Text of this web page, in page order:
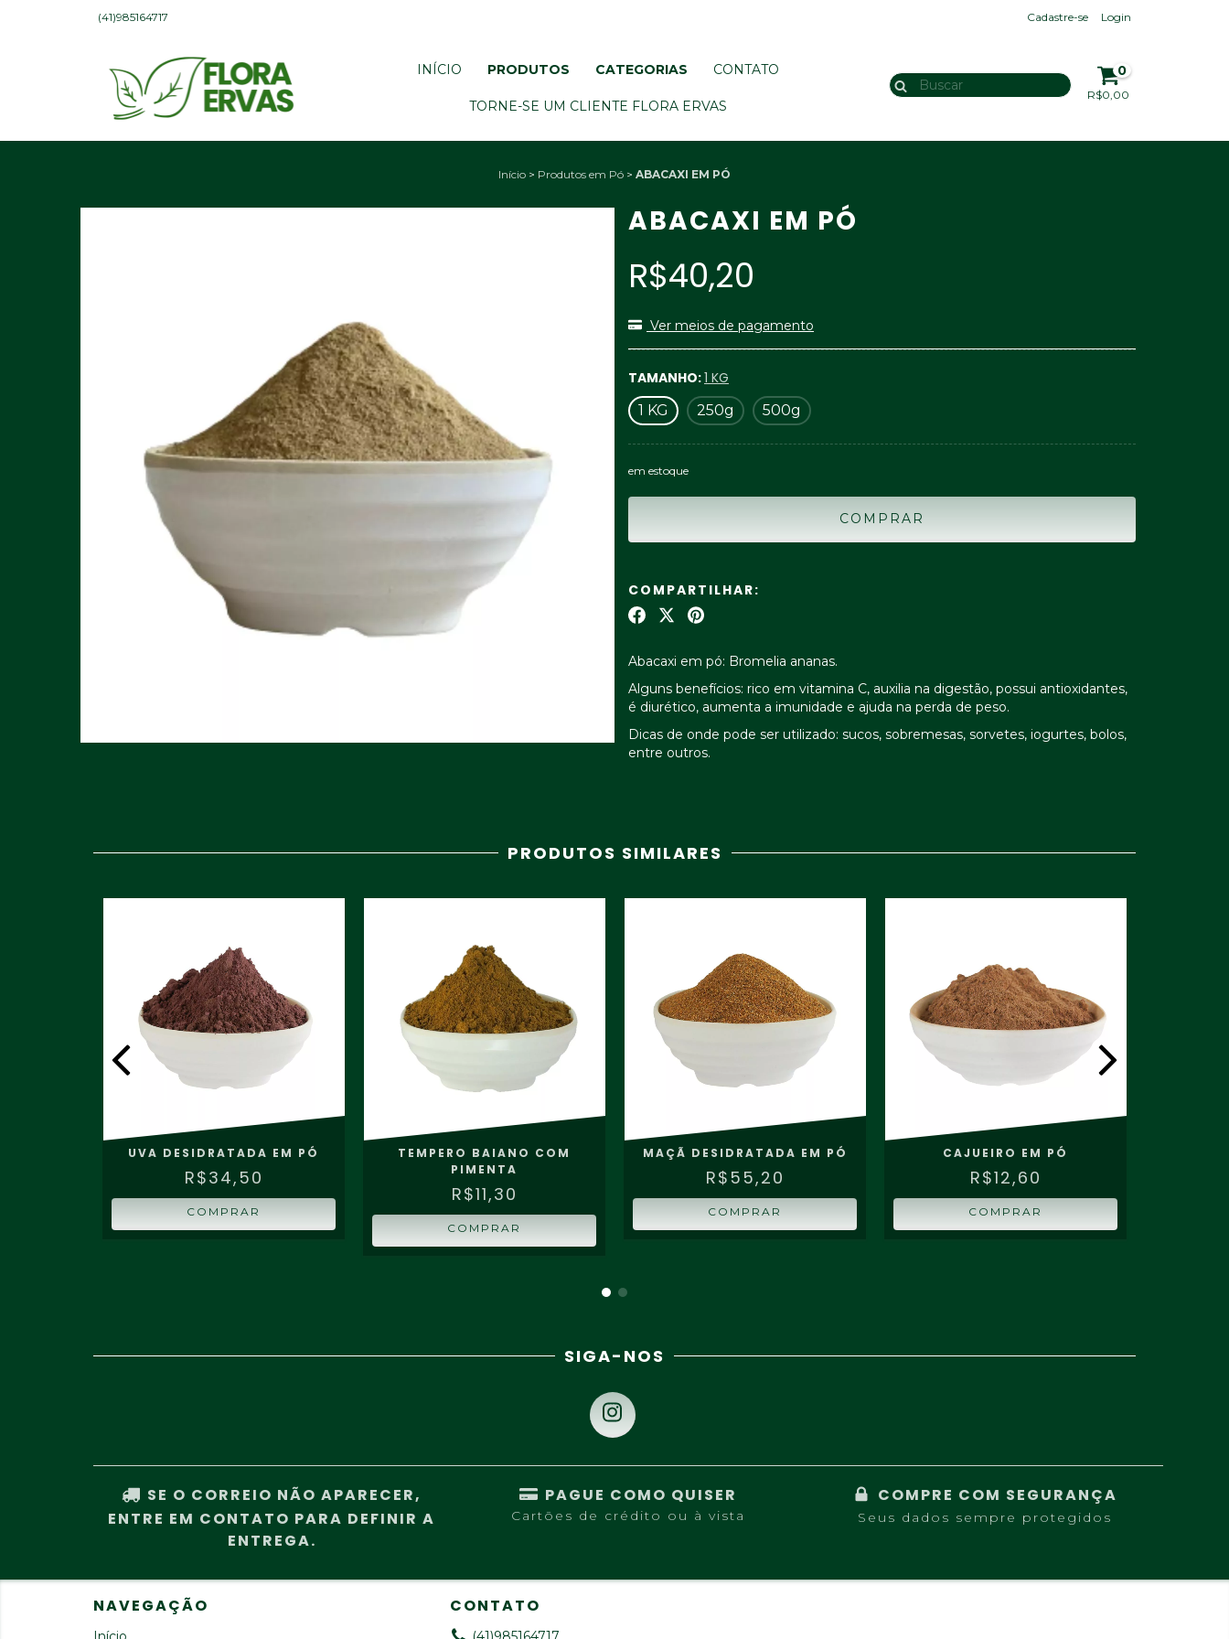
(41)985164717 Cadastre-se Login
INÍCIO PRODUTOS CATEGORIAS CONTATO
TORNE-SE UM CLIENTE FLORA ERVAS
0
R$0,00
Início > Produtos em Pó > ABACAXI EM PÓ
ABACAXI EM PÓ
R$40,20
Ver meios de pagamento
TAMANHO:1 KG
1 KG 250g 500g
em estoque
COMPARTILHAR:
Abacaxi em pó: Bromelia ananas.
Alguns benefícios: rico em vitamina C, auxilia na digestão, possui antioxidantes,
é diurético, aumenta a imunidade e ajuda na perda de peso.
Dicas de onde pode ser utilizado: sucos, sobremesas, sorvetes, iogurtes, bolos,
entre outros.
PRODUTOS SIMILARES
UVA DESIDRATADA EM PÓ
R$34,50
COMPRAR
TEMPERO BAIANO COM
PIMENTA
R$11,30
COMPRAR
MAÇÃ DESIDRATADA EM PÓ
R$55,20
COMPRAR
CAJUEIRO EM PÓ
R$12,60
COMPRAR
SIGA-NOS
SE O CORREIO NÃO APARECER,
ENTRE EM CONTATO PARA DEFINIR A
ENTREGA.
PAGUE COMO QUISER
Cartões de crédito ou à vista
COMPRE COM SEGURANÇA
Seus dados sempre protegidos
NAVEGAÇÃO CONTATO